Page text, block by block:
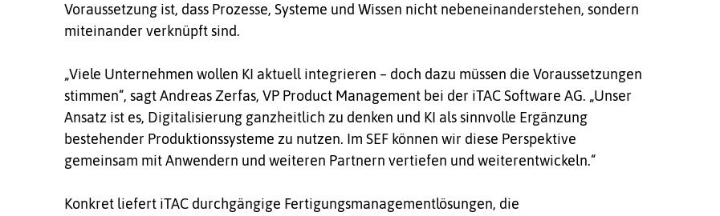
Voraussetzung ist, dass Prozesse, Systeme und Wissen nicht nebeneinanderstehen, sondern
miteinander verknüpft sind.
„Viele Unternehmen wollen KI aktuell integrieren – doch dazu müssen die Voraussetzungen
stimmen“, sagt Andreas Zerfas, VP Product Management bei der iTAC Software AG. „Unser
Ansatz ist es, Digitalisierung ganzheitlich zu denken und KI als sinnvolle Ergänzung
bestehender Produktionssysteme zu nutzen. Im SEF können wir diese Perspektive
gemeinsam mit Anwendern und weiteren Partnern vertiefen und weiterentwickeln.“
Konkret liefert iTAC durchgängige Fertigungsmanagementlösungen, die